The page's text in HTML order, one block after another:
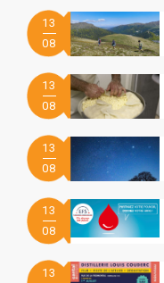
13
08
13
08
13
08
13
08
13